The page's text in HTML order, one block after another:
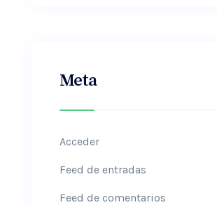
Meta
Acceder
Feed de entradas
Feed de comentarios